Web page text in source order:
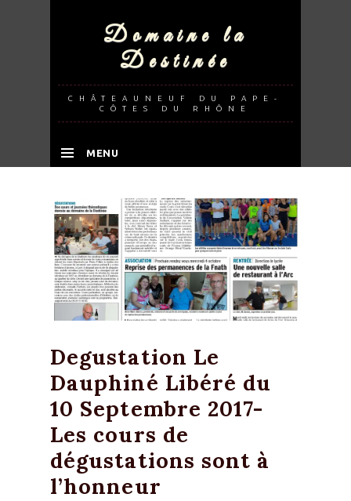
Domaine la
Destinée
CHÂTEAUNEUF DU PAPE-
CÔTES DU RHÔNE
MENU
Degustation Le
Dauphiné Libéré du
10 Septembre 2017-
Les cours de
dégustations sont à
l’honneur